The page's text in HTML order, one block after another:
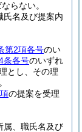
らない。
氏名及び提案内
第2項各号のい
条各号のいずれ
とし、その理
の提案を受理
属、職氏名及び